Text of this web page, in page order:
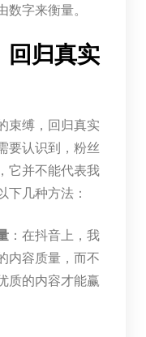
数字来衡量。
回归真实
束缚，回归真实
要认识到，粉丝
它并不能代表我
下几种方法：
：在抖音上，我
内容质量，而不
质的内容才能赢